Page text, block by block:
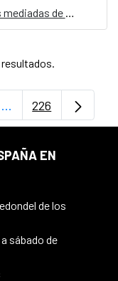
Pasar la escoba, sacar el aire. Visitas mediadas de la exposición Aquelarre
resultados.
Use TAB para
...PáginasPágina
226
EN
de los
sábado de